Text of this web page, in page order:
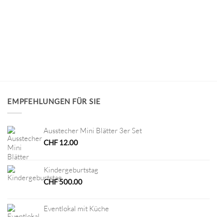
EMPFEHLUNGEN FÜR SIE
Ausstecher Mini Blätter 3er Set
CHF12.00
Kindergeburtstag
CHF500.00
Eventlokal mit Küche